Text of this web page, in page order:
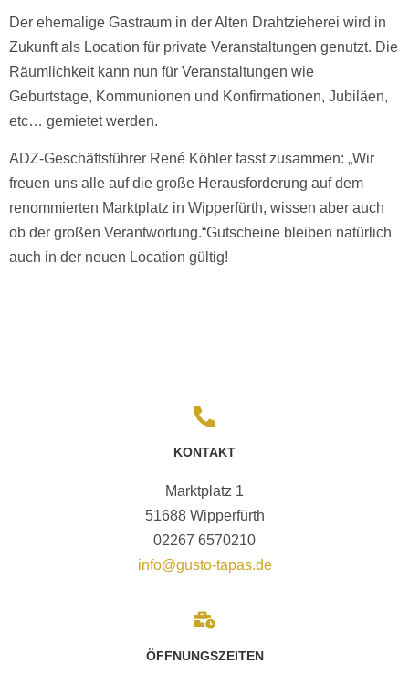
Der ehemalige Gastraum in der Alten Drahtzieherei wird in
Zukunft als Location für private Veranstaltungen genutzt. Die
Räumlichkeit kann nun für Veranstaltungen wie
Geburtstage, Kommunionen und Konfirmationen, Jubiläen,
etc… gemietet werden.
ADZ-Geschäftsführer René Köhler fasst zusammen: „Wir
freuen uns alle auf die große Herausforderung auf dem
renommierten Marktplatz in Wipperfürth, wissen aber auch
ob der großen Verantwortung.“Gutscheine bleiben natürlich
auch in der neuen Location gültig!
KONTAKT
Marktplatz 1
51688 Wipperfürth
02267 6570210
info@gusto-tapas.de
ÖFFNUNGSZEITEN